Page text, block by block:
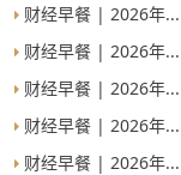
财经早餐 | 2026年...
财经早餐 | 2026年...
财经早餐 | 2026年...
财经早餐 | 2026年...
财经早餐 | 2026年...